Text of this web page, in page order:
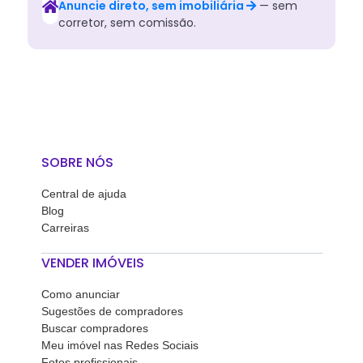
Anuncie direto, sem imobiliária
— sem
corretor, sem comissão.
SOBRE NÓS
Central de ajuda
Blog
Carreiras
VENDER IMÓVEIS
Como anunciar
Sugestões de compradores
Buscar compradores
Meu imóvel nas Redes Sociais